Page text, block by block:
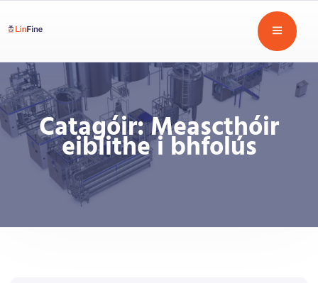
Catagóir:Meascthóir
eiblithe i bhfolús